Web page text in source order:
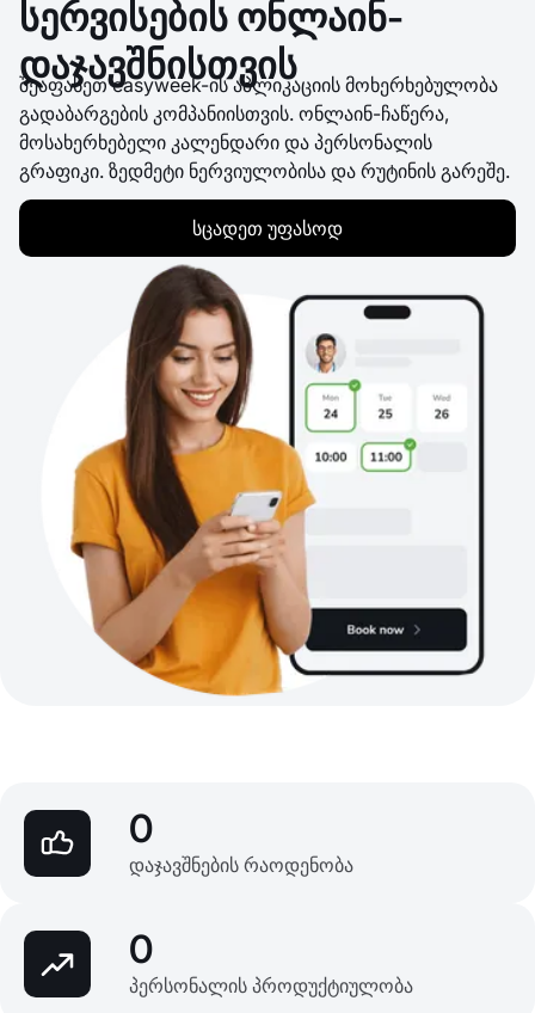
სერვისების ონლაინ-
დაჯავშნისთვის
შეაფასეთ easyweek-ის აპლიკაციის მოხერხებულობა
გადაბარგების კომპანიისთვის. ონლაინ-ჩაწერა,
მოსახერხებელი კალენდარი და პერსონალის
გრაფიკი. ზედმეტი ნერვიულობისა და რუტინის გარეშე.
სცადეთ უფასოდ
0
დაჯავშნების რაოდენობა
0
პერსონალის პროდუქტიულობა